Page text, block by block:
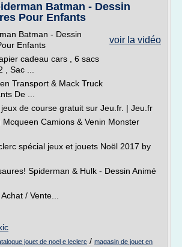
Batman - Dessin
Pour Enfants
voir la vidéo
Batman - Dessin
Enfants
cadeau cars , 6 sacs
Sac ...
Transport & Mack Truck
De ...
de course gratuit sur Jeu.fr. | Jeu.fr
Camions & Venin Monster
spécial jeux et jouets Noël 2017 by
Spiderman & Hulk - Dessin Animé
/ Vente...
jouet de noel e leclerc / magasin de jouet en